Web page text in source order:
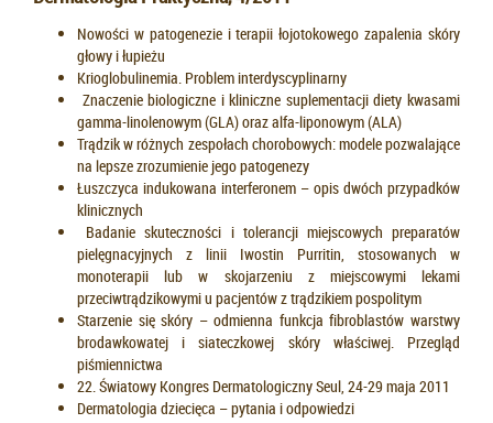
Nowości w patogenezie i terapii łojotokowego zapalenia skóry
głowy i łupieżu
Krioglobulinemia. Problem interdyscyplinarny
Znaczenie biologiczne i kliniczne suplementacji diety kwasami
gamma-linolenowym (GLA) oraz alfa-liponowym (ALA)
Trądzik w różnych zespołach chorobowych: modele pozwalające
na lepsze zrozumienie jego patogenezy
Łuszczyca indukowana interferonem – opis dwóch przypadków
klinicznych
Badanie skuteczności i tolerancji miejscowych preparatów
pielęgnacyjnych z linii Iwostin Purritin, stosowanych w
monoterapii lub w skojarzeniu z miejscowymi lekami
przeciwtrądzikowymi u pacjentów z trądzikiem pospolitym
Starzenie się skóry – odmienna funkcja fibroblastów warstwy
brodawkowatej i siateczkowej skóry właściwej. Przegląd
piśmiennictwa
22. Światowy Kongres Dermatologiczny Seul, 24-29 maja 2011
Dermatologia dziecięca – pytania i odpowiedzi